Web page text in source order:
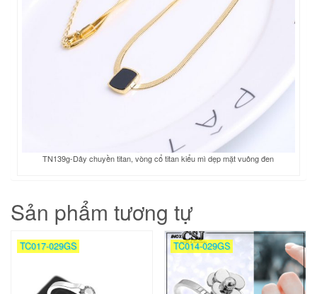
TN139g-Dây chuyền titan, vòng cổ titan kiểu mì dẹp mặt vuông đen
Sản phẩm tương tự
TC017-029GS TC014-029GS